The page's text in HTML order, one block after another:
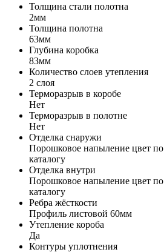
Толщина стали полотна
2мм
Толщина полотна
63мм
Глубина коробка
83мм
Количество слоев утепления
2 слоя
Терморазрыв в коробе
Нет
Терморазрыв в полотне
Нет
Отделка снаружи
Порошковое напыление цвет по
каталогу
Отделка внутри
Порошковое напыление цвет по
каталогу
Ребра жёсткости
Профиль листовой 60мм
Утепление короба
Да
Контуры уплотнения